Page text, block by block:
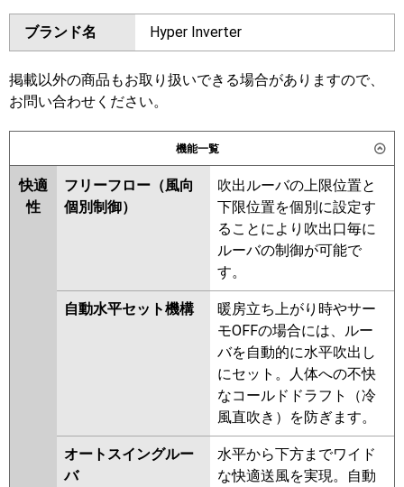
東芝 GWSC16014MUB GWSC16014XU
三菱電機 PLZT-HRMP160LF6 PLZT-
HRMP160L6 PLZT-ERMP160LE6
PLZT-ERMP160L6
日立 RCID-GP160RHNG5 RCID-
GP160RSHG11
三菱重工
FDTWV1606HT6S-rak
FDTWV1606HT6S
ダイキン SZRG160BYNM SZRG160BYM
SZRG160BJNM
SDRG160BM SDRG160BNM
SZRG160BFM SZRG160BFNM
SZRG160BCM
東芝 RWSC16034MUB RWSC16034XU
RWSC16033MUB
RWSC16033XU AWEC16037M
AWEC16037X RWSC16033M
RWSC16033X AWEC16057M
AWEC16057X AWSC16057M
AWSC16057X
三菱電機 PLZT-HRMP160L5
PLZT-
HRMP160LF5 PLZT-ERMP160LE5
PLZT-ERMP160L5 PLZT-
HRMP160L4 PLZT-HRMP160LF4
PLZT-ERMP160L4
PLZT-
ERMP160LE4 PLZT-HRMP160LF3
PLZT-HRMP160L3 PLZT-
ERMP160L3 PLZT-ERMP160LE3
PLZT-HRMP160LF2 PLZT-
ブランド名 Hyper Inverter
掲載以外の商品もお取り扱いできる場合がありますので、
お問い合わせください。
機能一覧
快適
性
フリーフロー（風向
個別制御）
吹出ルーバの上限位置と
下限位置を個別に設定す
ることにより吹出口毎に
ルーバの制御が可能で
す。
自動水平セット機構
暖房立ち上がり時やサー
モOFFの場合には、ルー
バを自動的に水平吹出し
にセット。人体への不快
なコールドドラフト（冷
風直吹き）を防ぎます。
オートスイングルー
バ
水平から下方までワイド
な快適送風を実現。自動